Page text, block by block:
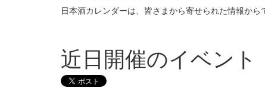
日本酒カレンダーは、皆さまから寄せられた情報か
近日開催のイベント